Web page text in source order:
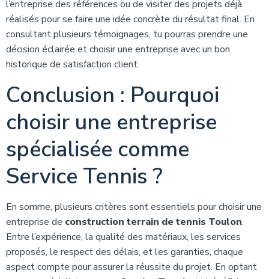
l’entreprise des références ou de visiter des projets déjà
réalisés pour se faire une idée concrète du résultat final. En
consultant plusieurs témoignages, tu pourras prendre une
décision éclairée et choisir une entreprise avec un bon
historique de satisfaction client.
Conclusion : Pourquoi
choisir une entreprise
spécialisée comme
Service Tennis ?
En somme, plusieurs critères sont essentiels pour choisir une
entreprise de construction terrain de tennis Toulon.
Entre l’expérience, la qualité des matériaux, les services
proposés, le respect des délais, et les garanties, chaque
aspect compte pour assurer la réussite du projet. En optant